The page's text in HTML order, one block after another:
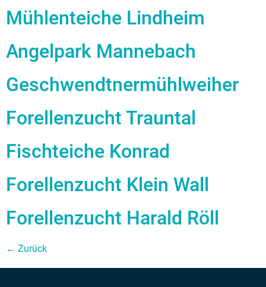
Mühlenteiche Lindheim
Angelpark Mannebach
Geschwendtnermühlweiher
Forellenzucht Trauntal
Fischteiche Konrad
Forellenzucht Klein Wall
Forellenzucht Harald Röll
← Zurück